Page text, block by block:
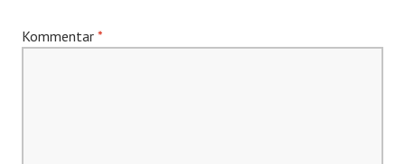
Kommentar *